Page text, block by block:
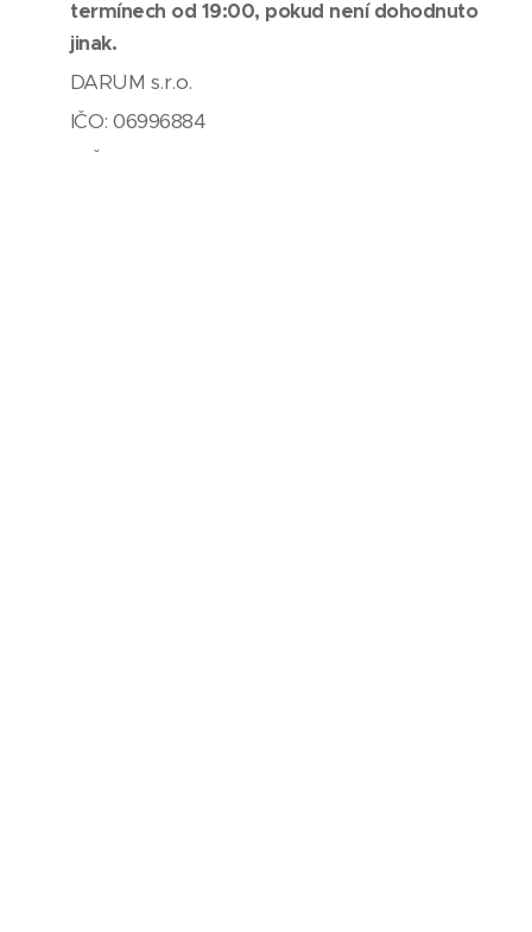
termínech od 19:00, pokud není dohodnuto
jinak.
DARUM s.r.o.
IČO: 06996884
DIČ: CZ06996884